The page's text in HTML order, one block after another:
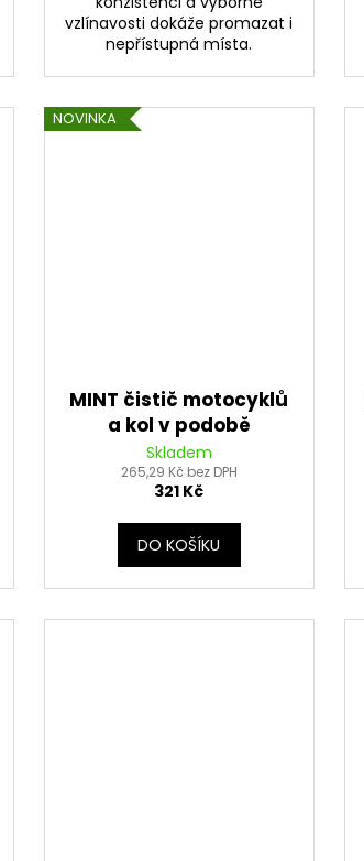
vzlínavosti dokáže promazat i
nepřístupná místa.
NOVINKA
MINT čistič motocyklů
a kol v podobě
koncentrátu 1 l
Skladem
265,29 Kč bez DPH
321 Kč
DO KOŠÍKU